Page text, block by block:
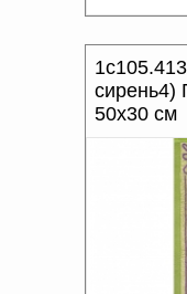
сирень4)
50х30 см